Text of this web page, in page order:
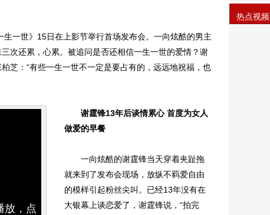
生一世》15日在上影节举行首场发布会。一向炫酷的男主
次还累，心累。被追问是否还相信一生一世的爱情？谢
柏芝 ：“有些一生一世不一定是要占有的，远远地祝福，也
放，点
谢霆锋13年后谈情累心 首度为女人
做爱的早餐
一向炫酷的谢霆锋当天穿着夹趾拖
就来到了发布会现场，放纵不羁爱自由
的模样引起粉丝尖叫。已经13年没有在
大银幕上谈恋爱了，谢霆锋说，“拍完
热点视频